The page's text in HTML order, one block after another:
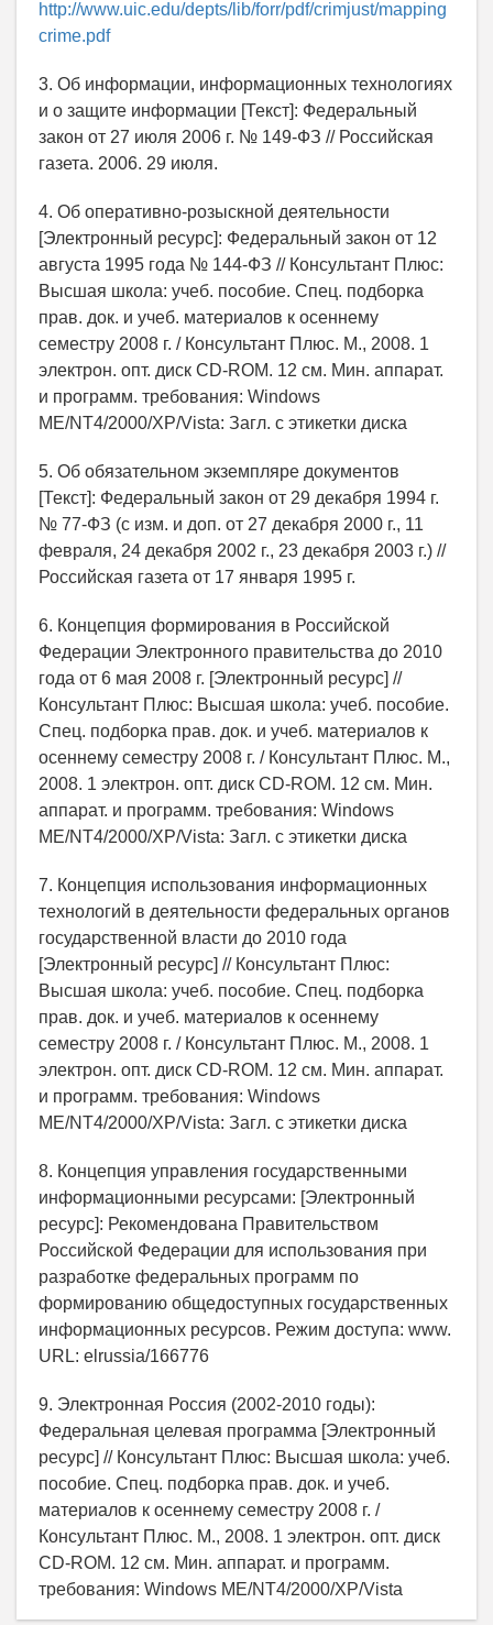
http://www.uic.edu/depts/lib/forr/pdf/crimjust/mapping
crime.pdf
3. Об информации, информационных технологиях
и о защите информации [Текст]: Федеральный
закон от 27 июля 2006 г. № 149-ФЗ // Российская
газета. 2006. 29 июля.
4. Об оперативно-розыскной деятельности
[Электронный ресурс]: Федеральный закон от 12
августа 1995 года № 144-ФЗ // Консультант Плюс:
Высшая школа: учеб. пособие. Спец. подборка
прав. док. и учеб. материалов к осеннему
семестру 2008 г. / Консультант Плюс. М., 2008. 1
электрон. опт. диск CD-ROM. 12 см. Мин. аппарат.
и программ. требования: Windows
ME/NT4/2000/XP/Vista: Загл. с этикетки диска
5. Об обязательном экземпляре документов
[Текст]: Федеральный закон от 29 декабря 1994 г.
№ 77-ФЗ (с изм. и доп. от 27 декабря 2000 г., 11
февраля, 24 декабря 2002 г., 23 декабря 2003 г.) //
Российская газета от 17 января 1995 г.
6. Концепция формирования в Российской
Федерации Электронного правительства до 2010
года от 6 мая 2008 г. [Электронный ресурс] //
Консультант Плюс: Высшая школа: учеб. пособие.
Спец. подборка прав. док. и учеб. материалов к
осеннему семестру 2008 г. / Консультант Плюс. М.,
2008. 1 электрон. опт. диск CD-ROM. 12 см. Мин.
аппарат. и программ. требования: Windows
ME/NT4/2000/XP/Vista: Загл. с этикетки диска
7. Концепция использования информационных
технологий в деятельности федеральных органов
государственной власти до 2010 года
[Электронный ресурс] // Консультант Плюс:
Высшая школа: учеб. пособие. Спец. подборка
прав. док. и учеб. материалов к осеннему
семестру 2008 г. / Консультант Плюс. М., 2008. 1
электрон. опт. диск CD-ROM. 12 см. Мин. аппарат.
и программ. требования: Windows
ME/NT4/2000/XP/Vista: Загл. с этикетки диска
8. Концепция управления государственными
информационными ресурсами: [Электронный
ресурс]: Рекомендована Правительством
Российской Федерации для использования при
разработке федеральных программ по
формированию общедоступных государственных
информационных ресурсов. Режим доступа: www.
URL: elrussia/166776
9. Электронная Россия (2002-2010 годы):
Федеральная целевая программа [Электронный
ресурс] // Консультант Плюс: Высшая школа: учеб.
пособие. Спец. подборка прав. док. и учеб.
материалов к осеннему семестру 2008 г. /
Консультант Плюс. М., 2008. 1 электрон. опт. диск
CD-ROM. 12 см. Мин. аппарат. и программ.
требования: Windows ME/NT4/2000/XP/Vista